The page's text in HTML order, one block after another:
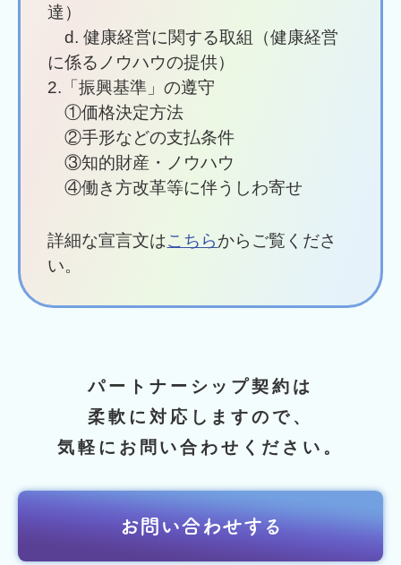
達）
d. 健康経営に関する取組（健康経営
に係るノウハウの提供）
2.「振興基準」の遵守
①価格決定⽅法
②⼿形などの⽀払条件
③知的財産・ノウハウ
④働き⽅改⾰等に伴うしわ寄せ
詳細な宣⾔⽂はこちらからご覧くださ
い。
パートナーシップ契約は
柔軟に対応しますので、
気軽にお問い合わせください。
お問い合わせする